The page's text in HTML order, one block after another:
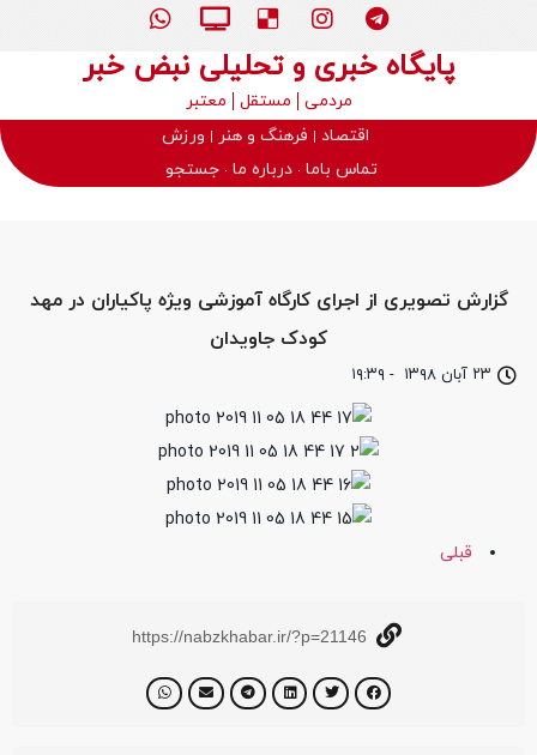
پایگاه خبری و تحلیلی نبض خبر
مردمی مستقل
معتبر
اقتصاد
فرهنگ و هنر
ورزش
تماس باما درباره ما جستجو
۲۳ آبان ۱۳۹۸ - ۱۹:۳۹
گزارش تصویری از اجرای کارگاه آموزشی ویژه پاکیاران در مهد
کودک جاویدان
قبلی
https://nabzkhabar.ir/?p=21146